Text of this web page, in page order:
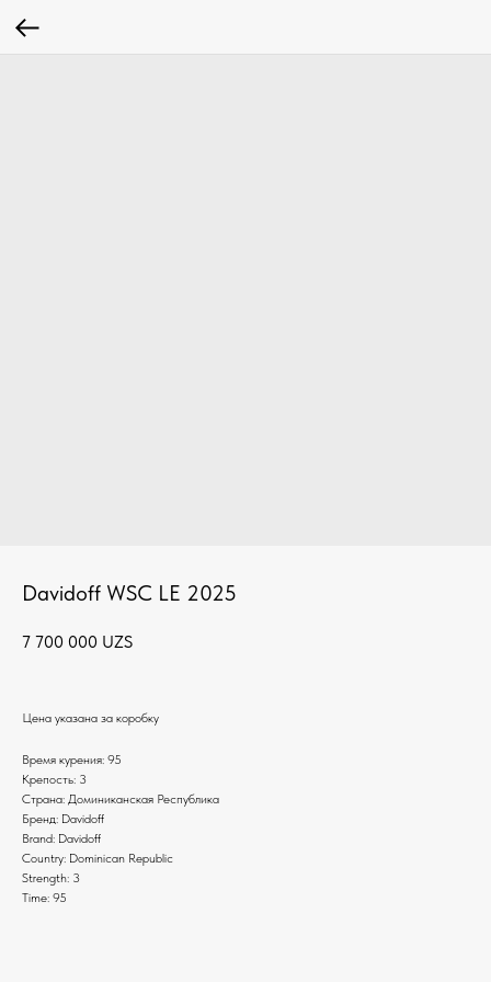
Davidoff WSC LE 2025
7 700 000 UZS
Цена указана за коробку
Время курения: 95
Крепость: 3
Страна: Доминиканская Республика
Бренд: Davidoff
Brand: Davidoff
Country: Dominican Republic
Strength: 3
Time: 95